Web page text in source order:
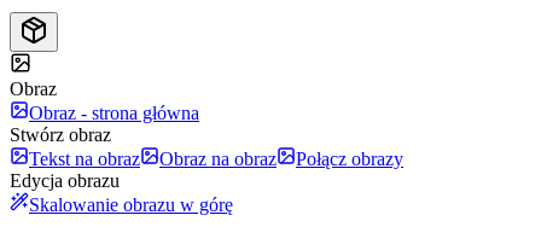
Obraz
Obraz - strona główna
Stwórz obraz
Tekst na obraz
Obraz na obraz
Połącz obrazy
Edycja obrazu
Skalowanie obrazu w górę